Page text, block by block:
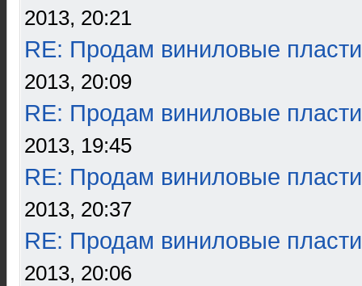
2013, 20:21
RE: Продам виниловые
2013, 20:09
RE: Продам виниловые
2013, 19:45
RE: Продам виниловые
2013, 20:37
RE: Продам виниловые
2013, 20:06